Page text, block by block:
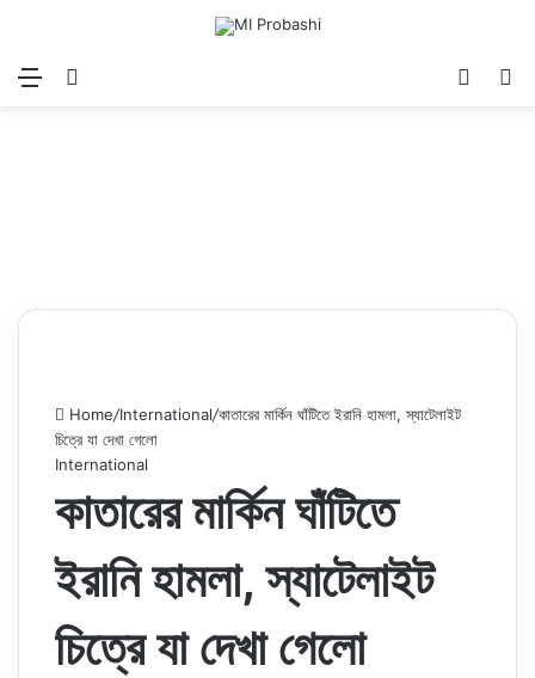
Menu Log In
Home/International/কাতারের মার্কিন ঘাঁটিতে ইরানি হামলা, স্যাটেলাইট
চিত্রে যা দেখা গেলো
International
কাতারের মার্কিন ঘাঁটিতে
ইরানি হামলা, স্যাটেলাইট
চিত্রে যা দেখা গেলো